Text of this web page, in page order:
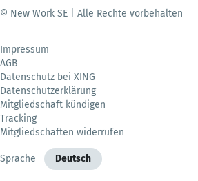
© New Work SE | Alle Rechte vorbehalten
Impressum
AGB
Datenschutz bei XING
Datenschutzerklärung
Mitgliedschaft kündigen
Tracking
Mitgliedschaften widerrufen
Sprache Deutsch